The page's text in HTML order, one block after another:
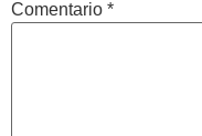
Comentario *